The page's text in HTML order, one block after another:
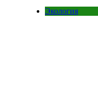
Экология